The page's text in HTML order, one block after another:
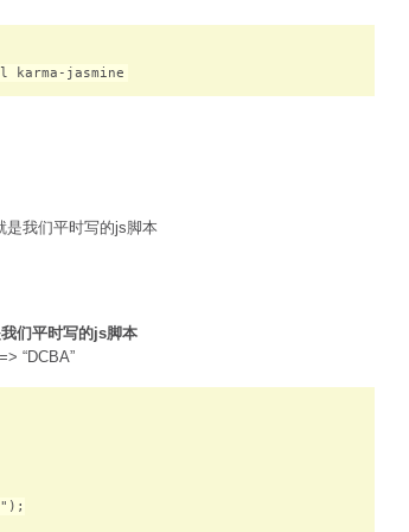
是我们平时写的js脚本
们平时写的js脚本
“DCBA”